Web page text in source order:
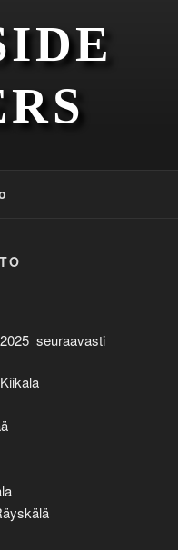
seuraavasti